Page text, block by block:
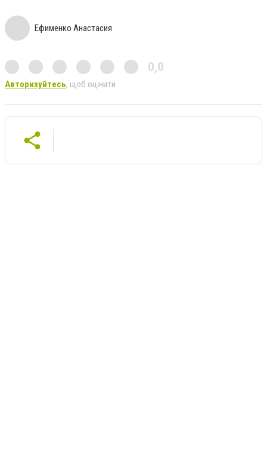
Ефименко Анастасия
0,0
Авторизуйтесь, щоб оцінити